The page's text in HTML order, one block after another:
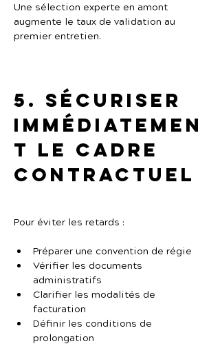
Une sélection experte en amont
augmente le taux de validation au
premier entretien.
5. Sécuriser
immédiatemen
t le cadre
contractuel
Pour éviter les retards :
Préparer une convention de régie
Vérifier les documents
administratifs
Clarifier les modalités de
facturation
Définir les conditions de
prolongation